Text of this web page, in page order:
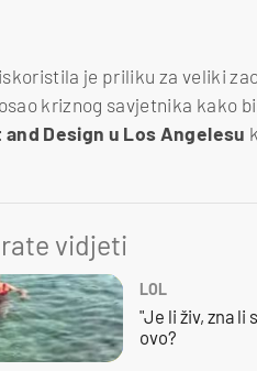
je priliku za veliki
kriznog savjetnika kako
Design u Los Angelesu
vidjeti
LOL
"Je li živ, zna li
ovo?